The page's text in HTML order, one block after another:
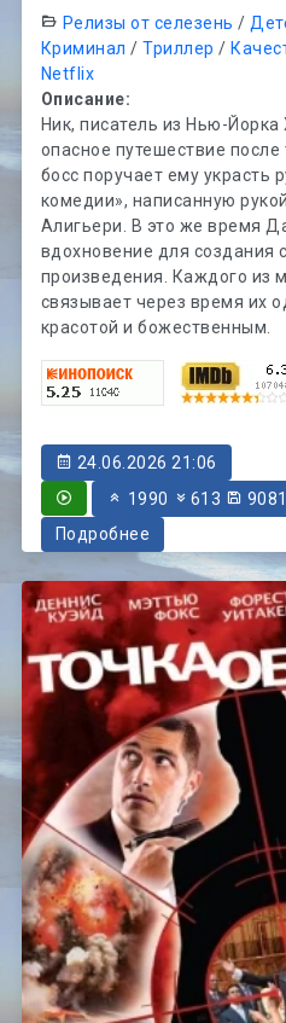
Релизы от селезень /
Криминал /Триллер /
Netflix
Описание:
Ник, писатель из Нью-Йорка
опасное путешествие
босс поручает ему украсть
комедии», написанную
Алигьери. В это же время
вдохновение для создания
произведения. Каждого из
связывает через время их
красотой и божественным.
24.06.2026 21:06
1990
613 9081
Подробнее